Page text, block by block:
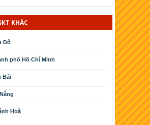
KHÁC
Đô
phố Hồ Chí Minh
Bái
Hoà